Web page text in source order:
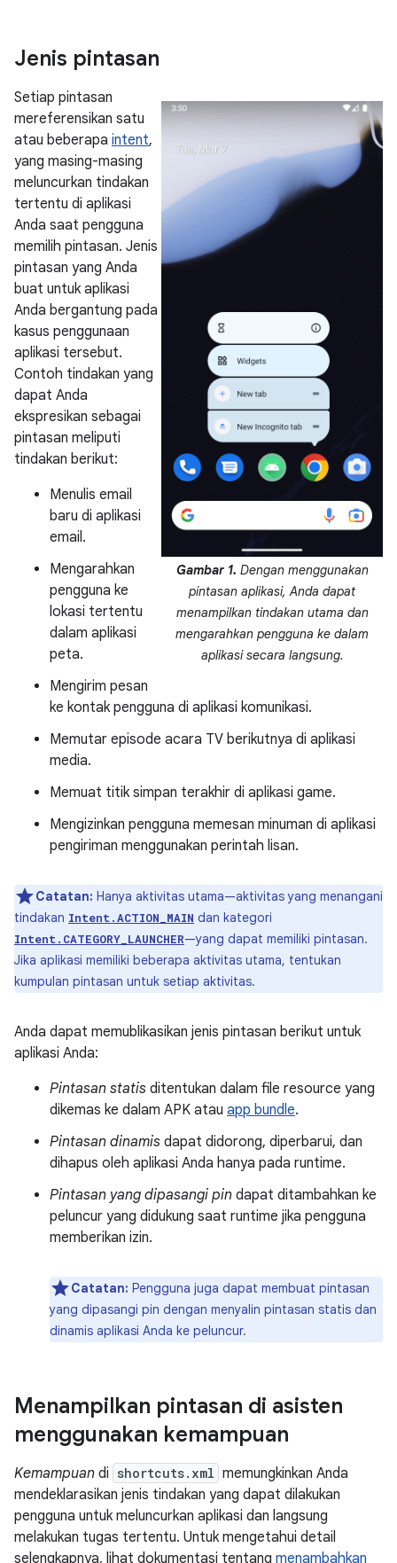
Jenis pintasan
Gambar 1. Dengan menggunakan
pintasan aplikasi, Anda dapat
menampilkan tindakan utama dan
mengarahkan pengguna ke dalam
aplikasi secara langsung.
Setiap pintasan
mereferensikan satu
atau beberapa intent,
yang masing-masing
meluncurkan tindakan
tertentu di aplikasi
Anda saat pengguna
memilih pintasan. Jenis
pintasan yang Anda
buat untuk aplikasi
Anda bergantung pada
kasus penggunaan
aplikasi tersebut.
Contoh tindakan yang
dapat Anda
ekspresikan sebagai
pintasan meliputi
tindakan berikut:
Menulis email
baru di aplikasi
email.
Mengarahkan
pengguna ke
lokasi tertentu
dalam aplikasi
peta.
Mengirim pesan
ke kontak pengguna di aplikasi komunikasi.
Memutar episode acara TV berikutnya di aplikasi
media.
Memuat titik simpan terakhir di aplikasi game.
Mengizinkan pengguna memesan minuman di aplikasi
pengiriman menggunakan perintah lisan.
Catatan: Hanya aktivitas utama—aktivitas yang menangani
tindakan Intent.ACTION_MAIN dan kategori
Intent.CATEGORY_LAUNCHER—yang dapat memiliki pintasan.
Jika aplikasi memiliki beberapa aktivitas utama, tentukan
kumpulan pintasan untuk setiap aktivitas.
Anda dapat memublikasikan jenis pintasan berikut untuk
aplikasi Anda:
Pintasan statis ditentukan dalam file resource yang
dikemas ke dalam APK atau app bundle.
Pintasan dinamis dapat didorong, diperbarui, dan
dihapus oleh aplikasi Anda hanya pada runtime.
Pintasan yang dipasangi pin dapat ditambahkan ke
peluncur yang didukung saat runtime jika pengguna
memberikan izin.
Catatan: Pengguna juga dapat membuat pintasan
yang dipasangi pin dengan menyalin pintasan statis dan
dinamis aplikasi Anda ke peluncur.
Menampilkan pintasan di asisten
menggunakan kemampuan
Kemampuan di shortcuts.xml memungkinkan Anda
mendeklarasikan jenis tindakan yang dapat dilakukan
pengguna untuk meluncurkan aplikasi dan langsung
melakukan tugas tertentu. Untuk mengetahui detail
selengkapnya, lihat dokumentasi tentang menambahkan